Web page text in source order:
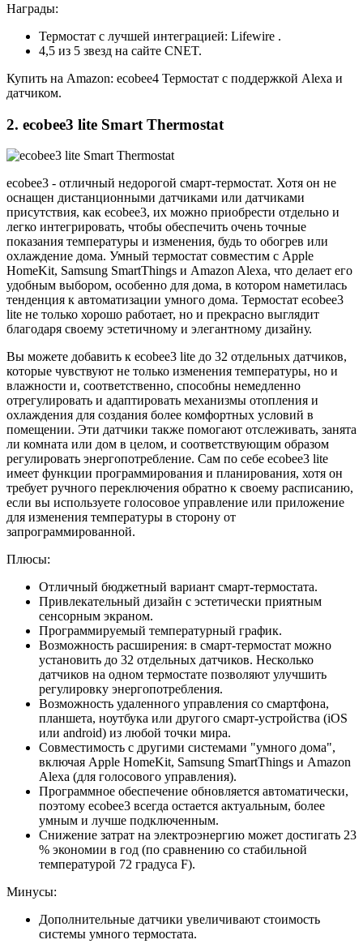
Награды:
Термостат с лучшей интеграцией: Lifewire .
4,5 из 5 звезд на сайте CNET.
Купить на Amazon: ecobee4 Термостат с поддержкой Alexa и
датчиком.
2. ecobee3 lite Smart Thermostat
ecobee3 - отличный недорогой смарт-термостат. Хотя он не
оснащен дистанционными датчиками или датчиками
присутствия, как ecobee3, их можно приобрести отдельно и
легко интегрировать, чтобы обеспечить очень точные
показания температуры и изменения, будь то обогрев или
охлаждение дома. Умный термостат совместим с Apple
HomeKit, Samsung SmartThings и Amazon Alexa, что делает его
удобным выбором, особенно для дома, в котором наметилась
тенденция к автоматизации умного дома. Термостат ecobee3
lite не только хорошо работает, но и прекрасно выглядит
благодаря своему эстетичному и элегантному дизайну.
Вы можете добавить к ecobee3 lite до 32 отдельных датчиков,
которые чувствуют не только изменения температуры, но и
влажности и, соответственно, способны немедленно
отрегулировать и адаптировать механизмы отопления и
охлаждения для создания более комфортных условий в
помещении. Эти датчики также помогают отслеживать, занята
ли комната или дом в целом, и соответствующим образом
регулировать энергопотребление. Сам по себе ecobee3 lite
имеет функции программирования и планирования, хотя он
требует ручного переключения обратно к своему расписанию,
если вы используете голосовое управление или приложение
для изменения температуры в сторону от
запрограммированной.
Плюсы:
Отличный бюджетный вариант смарт-термостата.
Привлекательный дизайн с эстетически приятным
сенсорным экраном.
Программируемый температурный график.
Возможность расширения: в смарт-термостат можно
установить до 32 отдельных датчиков. Несколько
датчиков на одном термостате позволяют улучшить
регулировку энергопотребления.
Возможность удаленного управления со смартфона,
планшета, ноутбука или другого смарт-устройства (iOS
или android) из любой точки мира.
Совместимость с другими системами "умного дома",
включая Apple HomeKit, Samsung SmartThings и Amazon
Alexa (для голосового управления).
Программное обеспечение обновляется автоматически,
поэтому ecobee3 всегда остается актуальным, более
умным и лучше подключенным.
Снижение затрат на электроэнергию может достигать 23
% экономии в год (по сравнению со стабильной
температурой 72 градуса F).
Минусы:
Дополнительные датчики увеличивают стоимость
системы умного термостата.